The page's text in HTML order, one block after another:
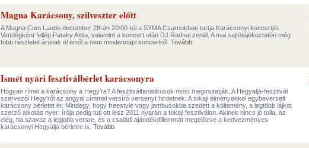
Magna Karácsony, szilveszter előtt
A Magna Cum Laude december 28-án 20:00-tól a SYMA Csarnokban tartja Karácsonyi koncertjét.
Vendégként fellép Pataky Attila, valamint a koncert után DJ Radnai zenél. A mai sajtótájékoztatón még
több részletet árultak el erről a nem mindennapi koncertről. Tovább
Ismét nyári fesztiválbérlet karácsonyra
Hogyan rímel a karácsony a Hegy’re? A fesztiválfanatikusok most megmutatják. A Hegyalja-fesztivál
szervezői Hegy’ről az angyal címmel versíró versenyt hirdetnek. A tokaji élményekkel egybeverselt
karácsony bérletet ér. Mindegy, hogy freestyle vagy jambusokba szedett a költemény, a legtöbb lájkot
szerző alkotás nyer: írója pedig tuti ott lesz 2011 nyarán a tokaji fesztiválon. Akinek nincs jó tolla, az
elég, ha szavaz a legjobb versre, és a családi ajándékdillemmát megelőzve a kedvezményes
karácsonyi Hegyalja bérletre is. Tovább